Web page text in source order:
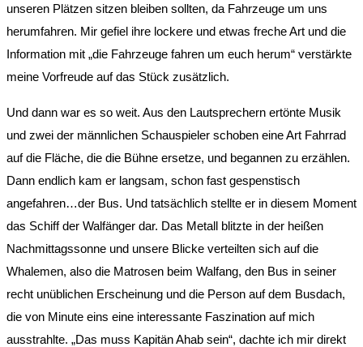
unseren Plätzen sitzen bleiben sollten, da Fahrzeuge um uns
herumfahren. Mir gefiel ihre lockere und etwas freche Art und die
Information mit „die Fahrzeuge fahren um euch herum“ verstärkte
meine Vorfreude auf das Stück zusätzlich.
Und dann war es so weit. Aus den Lautsprechern ertönte Musik
und zwei der männlichen Schauspieler schoben eine Art Fahrrad
auf die Fläche, die die Bühne ersetze, und begannen zu erzählen.
Dann endlich kam er langsam, schon fast gespenstisch
angefahren…der Bus. Und tatsächlich stellte er in diesem Moment
das Schiff der Walfänger dar. Das Metall blitzte in der heißen
Nachmittagssonne und unsere Blicke verteilten sich auf die
Whalemen, also die Matrosen beim Walfang, den Bus in seiner
recht unüblichen Erscheinung und die Person auf dem Busdach,
die von Minute eins eine interessante Faszination auf mich
ausstrahlte. „Das muss Kapitän Ahab sein“, dachte ich mir direkt